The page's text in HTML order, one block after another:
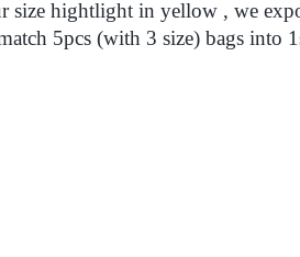
size hightlight in yellow , we
5pcs (with 3 size) bags into